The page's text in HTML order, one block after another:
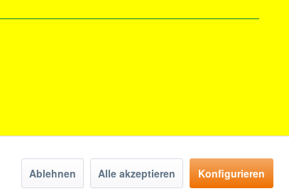
Ablehnen Alle akzeptieren Konfigurieren